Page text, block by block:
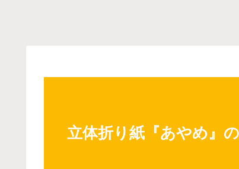
立体折り紙『あやめ』